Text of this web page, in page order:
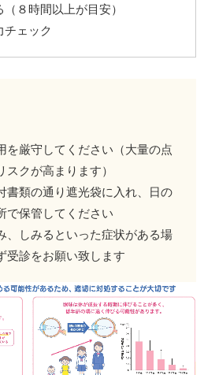
８時間以上が目安）
チェック
を厳守してください（大量の点
クが高まります）
書類の通り遮光袋に入れ、日の
で保管してください
、しみるといった症状がある場
受診をお願い致します